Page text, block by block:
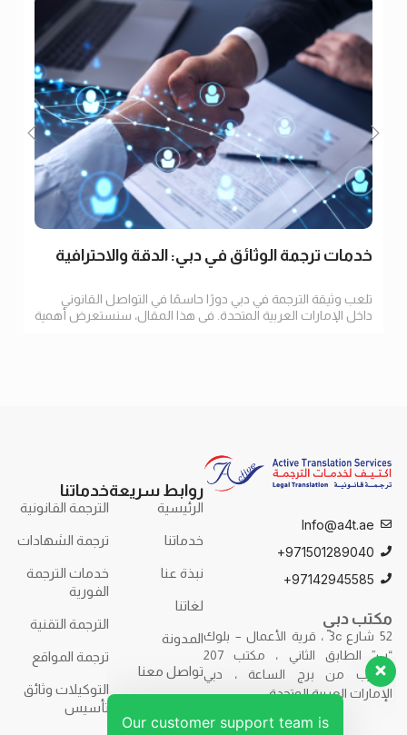
خدمات ترجمة الوثائق في دبي: الدقة والاحترافية
تلعب وثيقة الترجمة في دبي دورًا حاسمًا في التواصل القانوني
داخل الإمارات العربية المتحدة. في هذا المقال، سنستعرض أهمية
Info@a4t.ae
971501289040+
97142945585+
مكتب دبي
52 شارع 3c ، قرية الأعمال – بلوك
“ب” الطابق الثاني ، مكتب 207
بالقرب من برج الساعة ، دبي
الإمارات العربية المتحدة.
روابط سريعة
الرئيسية
خدماتنا
نبذة عنا
لغاتنا
المدونة
تواصل معنا
خدماتنا
الترجمة القانونية
ترجمة الشهادات
خدمات الترجمة
الفورية
الترجمة التقنية
ترجمة المواقع
التوكيلات وثائق
تأسيس
Our customer support team is